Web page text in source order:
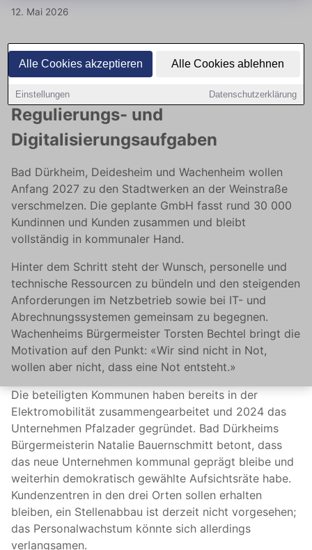
Alle Cookies akzeptieren Alle Cookies ablehnen
Einstellungen Datenschutzerklärung
12. Mai 2026
Drei kommunale Stadtwerke
bündeln Kräfte gegen wachsende
Regulierungs- und
Digitalisierungsaufgaben
Bad Dürkheim, Deidesheim und Wachenheim wollen
Anfang 2027 zu den Stadtwerken an der Weinstraße
verschmelzen. Die geplante GmbH fasst rund 30 000
Kundinnen und Kunden zusammen und bleibt
vollständig in kommunaler Hand.
Hinter dem Schritt steht der Wunsch, personelle und
technische Ressourcen zu bündeln und den steigenden
Anforderungen im Netzbetrieb sowie bei IT- und
Abrechnungssystemen gemeinsam zu begegnen.
Wachenheims Bürgermeister Torsten Bechtel bringt die
Motivation auf den Punkt: «Wir sind nicht in Not,
wollen aber nicht, dass eine Not entsteht.»
Die beteiligten Kommunen haben bereits in der
Elektromobilität zusammengearbeitet und 2024 das
Unternehmen Pfalzader gegründet. Bad Dürkheims
Bürgermeisterin Natalie Bauernschmitt betont, dass
das neue Unternehmen kommunal geprägt bleibe und
weiterhin demokratisch gewählte Aufsichtsräte habe.
Kundenzentren in den drei Orten sollen erhalten
bleiben, ein Stellenabbau ist derzeit nicht vorgesehen;
das Personalwachstum könnte sich allerdings
verlangsamen.